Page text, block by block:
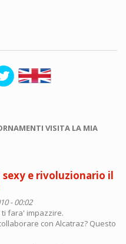
VISITA LA MIA
e rivoluzionario il
- 00:02
ti fara' impazzire.
con Alcatraz? Questo